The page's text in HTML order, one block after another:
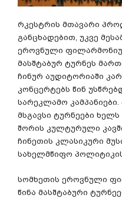
რკესტრის მთავარი
განცხადებით, უკვე
ეროვნული
მასშტაბურ ტურნეს
ჩინურ აუდიტორიაში
კონცერტებს წინ
სარეკლამო
მსგავსი ტურნეები
შორის კულტურული
ჩინეთის კლასიკური
სახელმწიფო
სომხეთის ეროვნული
წინა მასშტაბური